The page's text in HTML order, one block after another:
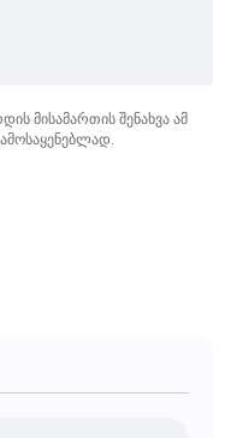
მისამართის შენახვა ამ